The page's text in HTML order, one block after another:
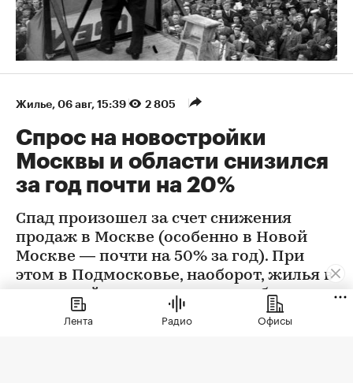
Жилье⁠, 06 авг, 15:39 2 805
Спрос на новостройки
Москвы и области снизился
за год почти на 20%
Спад произошел за счет снижения
продаж в Москве (особенно в Новой
Москве — почти на 50% за год). При
этом в Подмосковье, наоборот, жилья в
новостройках стали покупать больше
Лента
Радио Офисы